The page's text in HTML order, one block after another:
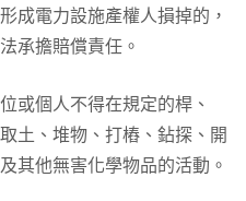
成電力設施產權人損掉的，
承擔賠償責任。
或個人不得在規定的桿、
土、堆物、打樁、鉆探、開
其他無害化學物品的活動。